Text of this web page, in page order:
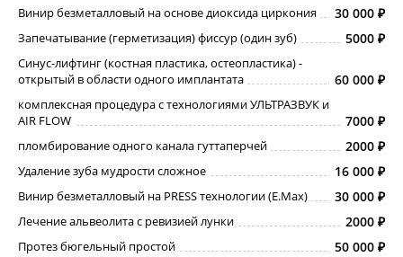
Винир безметалловый на основе диоксида циркония 30 000
Запечатывание (герметизация) фиссур (один зуб) 5000
Синус-лифтинг (костная пластика, остеопластика) -
открытый в области одного имплантата
60 000
комплексная процедура с технологиями УЛЬТРАЗВУК и
AIR FLOW
7000
пломбирование одного канала гуттаперчей 2000
Удаление зуба мудрости сложное 16 000
Винир безметалловый на PRESS технологии (E.Max) 30 000
Лечение альвеолита с ревизией лунки 2000
Протез бюгельный простой 50 000